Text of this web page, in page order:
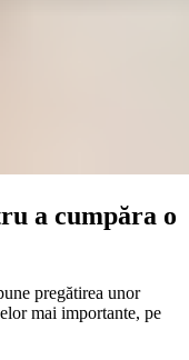
a cumpăra o
pregătirea unor
mai importante, pe